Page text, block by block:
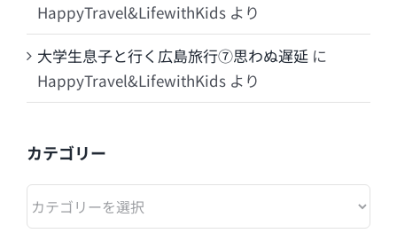
HappyTravel&LifewithKids より
大学生息子と行く広島旅行⑦思わぬ遅延 に
HappyTravel&LifewithKids より
カテゴリー
カ
テ